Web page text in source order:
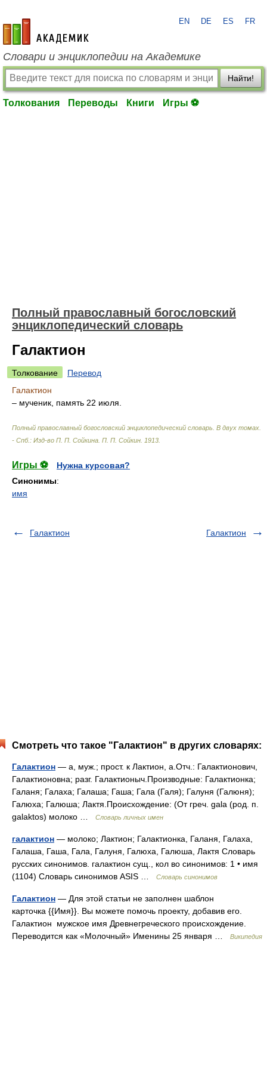
academic.ru
EN DE ES FR
Словари и энциклопедии на Академике
Найти!
Толкования Переводы Книги Игры ⚽
Полный православный богословский
энциклопедический словарь
Галактион
Толкование
Перевод
Галактион
– мученик, память 22 июля.
Полный православный богословский энциклопедический словарь. В двух томах.
- Спб.: Изд-во П. П. Сойкина П. П. Сойкин 1913
Игры ⚽
Нужна курсовая?
Синонимы:
имя
Галактион Галактион
Смотреть что такое "Галактион" в других словарях:
Галактион — а, муж.; прост. к Лактион, а.Отч.: Галактионович,
Галактионовна; разг. Галактионыч.Производные: Галактионка;
Галаня; Галаха; Галаша; Гаша; Гала (Галя); Галуня (Галюня);
Галюха; Галюша; Лактя.Происхождение: (От греч. gala (род. п.
galaktos) молоко …
Словарь личных имен
галактион — молоко; Лактион; Галактионка, Галаня, Галаха,
Галаша, Гаша, Гала, Галуня, Галюха, Галюша, Лактя Словарь
русских синонимов. галактион сущ., кол во синонимов: 1 • имя
(1104) Словарь синонимов ASIS …
Словарь синонимов
Галактион — Для этой статьи не заполнен шаблон
карточка {{Имя}}. Вы можете помочь проекту, добавив его.
Галактион мужское имя Древнегреческого происхождение.
Переводится как «Молочный» Именины 25 января …
Википедия